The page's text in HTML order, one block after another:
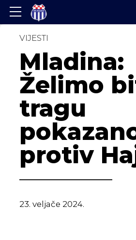
VIJESTI
Mladina:
Želimo
tragu
protiv
23. veljače 2024.